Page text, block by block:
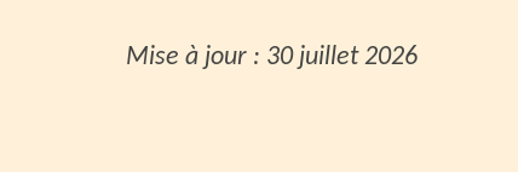
Mise à jour : 30 juillet 2026